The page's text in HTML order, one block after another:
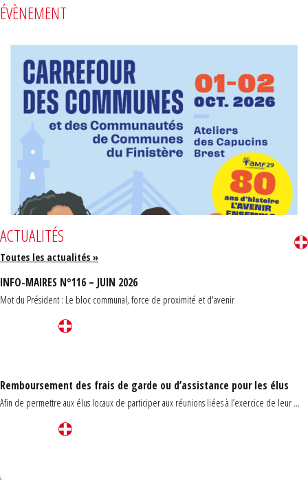
ÉVÈNEMENT
ACTUALITÉS
Toutes les actualités »
INFO-MAIRES N°116 – JUIN 2026
Mot du Président : Le bloc communal, force de proximité et d'avenir
Remboursement des frais de garde ou d’assistance pour les élus
Afin de permettre aux élus locaux de participer aux réunions liées à l’exercice de leur ...